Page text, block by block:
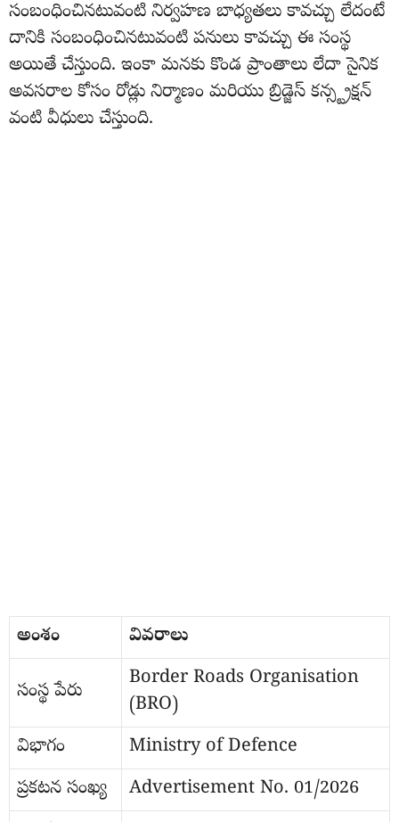
సంబంధించినటువంటి నిర్వహణ బాధ్యతలు కావచ్చు లేదంటే
దానికి సంబంధించినటువంటి పనులు కావచ్చు ఈ సంస్థ
అయితే చేస్తుంది. ఇంకా మనకు కొండ ప్రాంతాలు లేదా సైనిక
అవసరాల కోసం రోడ్లు నిర్మాణం మరియు బ్రిడ్జెస్ కన్స్ట్రక్షన్
వంటి వీధులు చేస్తుంది.
అంశం వివరాలు
సంస్థ పేరు
Border Roads Organisation
(BRO)
విభాగం
Ministry of Defence
ప్రకటన సంఖ్య
Advertisement No. 01/2026